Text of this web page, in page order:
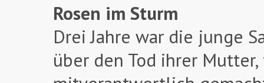
Rosen im Sturm
Drei Jahre war die junge
über den Tod ihrer